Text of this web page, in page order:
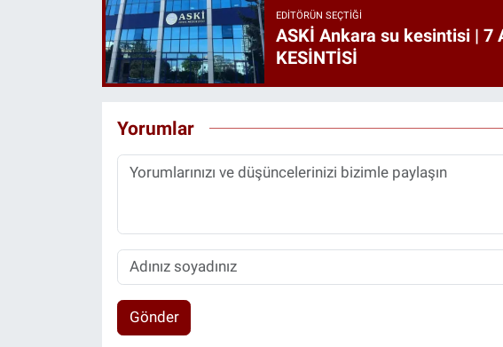
EDITÖRÜN SEÇTIĞI
ASKİ Ankara su kesintisi | 7
KESİNTİSİ
Yorumlar
Gönder